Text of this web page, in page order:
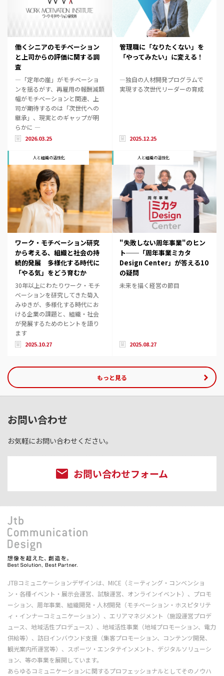
働くシニアのモチベーション
と上司からの評価に関する調
査
―「定年の崖」がモチベーショ
ンを揺るがす、再雇用の報酬減額
幅がモチベーションと関連、上
司が期待するのは「次世代への
継承」、現実とのギャップが明
らかに ―
2026.03.25
管理職に「なりたくない」を
「やってみたい」に変える！
―独自の人材開発プログラムで
実現する次世代リーダーの育成
2025.12.25
人と組織の活性化
ワーク・モチベーション研究
から考える、組織と社会の持
続的発展 ――多様化する時代に
「やる気」をどう育むか
30年以上にわたりワーク・モチ
ベーションを研究してきた菊入
みゆきが、多様化する時代にお
ける企業の課題と、組織・社会
が発展するためのヒントを語り
ます
2025.10.27
人と組織の活性化
"失敗しない周年事業"のヒン
ト──「周年事業ミカタ
Design Center」が答える10
の疑問
未来を描く経営の節目
2025.08.27
もっと見る
お問い合わせ
お気軽にお問い合わせください。
お問い合わせフォーム
JTBコミュニケーションデザインは、MICE（ミーティング・コンベンショ
ン・各種イベント・展示会運営、試験運営、オンラインイベント）、プロモ
ーション、周年事業、組織開発・人材開発（モチベーション・ホスピタリテ
ィ・インナーコミュニケーション）、エリアマネジメント（施設運営プロデ
ュース、地域活性プロデュース）、地域活性事業（地域プロモーション、電力
供給等）、訪日インバウンド支援（集客プロモーション、コンテンツ開発、
観光案内所運営等）、スポーツ・エンタテインメント、デジタルソリューシ
ョン、等の事業を展開しています。
あらゆるコミュニケーションに関するプロフェッショナルとしてそのノウハ